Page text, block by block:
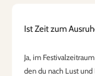
Ist Zeit zum
Ja, im
den du nach Lust